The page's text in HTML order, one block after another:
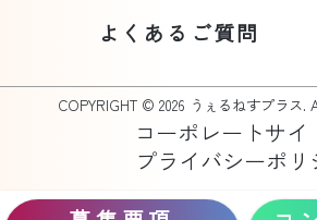
よくあるご質問
COPYRIGHT © 2026 うぇるねすプラス.
コーポレートサイ
プライバシーポリ